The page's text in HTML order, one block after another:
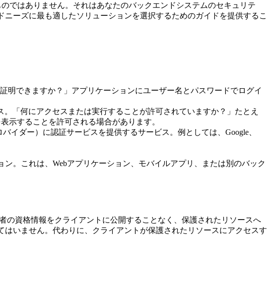
ではありません。それはあなたのバックエンドシステムのセキュリテ
ーズに最も適したソリューションを選択するためのガイドを提供するこ
できますか？」アプリケーションにユーザー名とパスワードでログイ
「何にアクセスまたは実行することが許可されていますか？」たとえ
示することを許可される場合があります。
イダー）に認証サービスを提供するサービス。例としては、Google、
。これは、Webアプリケーション、モバイルアプリ、または別のバック
の資格情報をクライアントに公開することなく、保護されたリソースへ
はいません。代わりに、クライアントが保護されたリソースにアクセスす